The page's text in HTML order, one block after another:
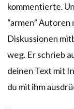
kommentierte.
“armen”
Diskussionen
weg. Er schrieb
deinen Text mit
du mit ihm